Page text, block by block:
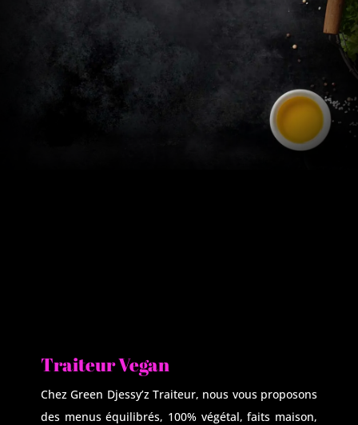
Traiteur Vegan
Chez Green Djessy’z Traiteur, nous vous proposons
des menus équilibrés, 100% végétal, faits maison,